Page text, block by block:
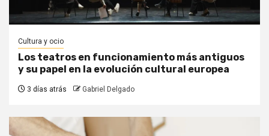
Cultura y ocio
Los teatros en funcionamiento más antiguos
y su papel en la evolución cultural europea
3 días atrás Gabriel Delgado